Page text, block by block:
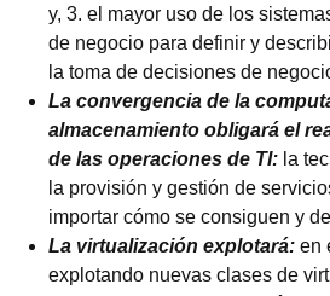
y, 3. el mayor uso de los
de negocio para definir y
la toma de decisiones de
La convergencia de la
almacenamiento obligará el
de las operaciones de TI: la
la provisión y gestión de
importar cómo se consiguen y
La virtualización explotará: en
explotando nuevas clases de